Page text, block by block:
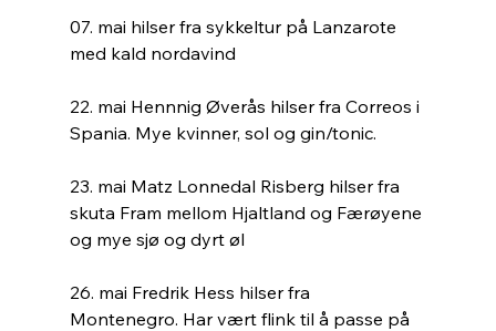
07. mai hilser fra sykkeltur på Lanzarote
med kald nordavind
22. mai Hennnig Øverås hilser fra Correos i
Spania. Mye kvinner, sol og gin/tonic.
23. mai Matz Lonnedal Risberg hilser fra
skuta Fram mellom Hjaltland og Færøyene
og mye sjø og dyrt øl
26. mai Fredrik Hess hilser fra
Montenegro. Har vært flink til å passe på